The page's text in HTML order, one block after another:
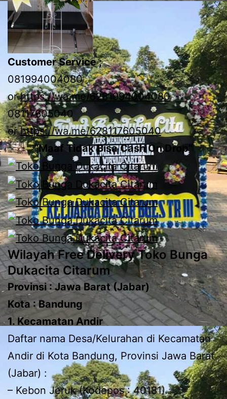
Customer Service ;
081994004080
orhttps://wa.me/6281994004080
08117605040
orhttps://wa.me/628117605040
“Maaf Tidak Bisa Cash On Drop”
Wilayah Free Delivery Toko Bunga
Dukacita Citarum
Provinsi : Jawa Barat (Jabar)
Kota : Bandung
1. Kecamatan Andir
Daftar nama Desa/Kelurahan di Kecamatan
Andir di Kota Bandung, Provinsi Jawa Barat
(Jabar) :
– Kebon Jeruk (Kodepos : 40181)